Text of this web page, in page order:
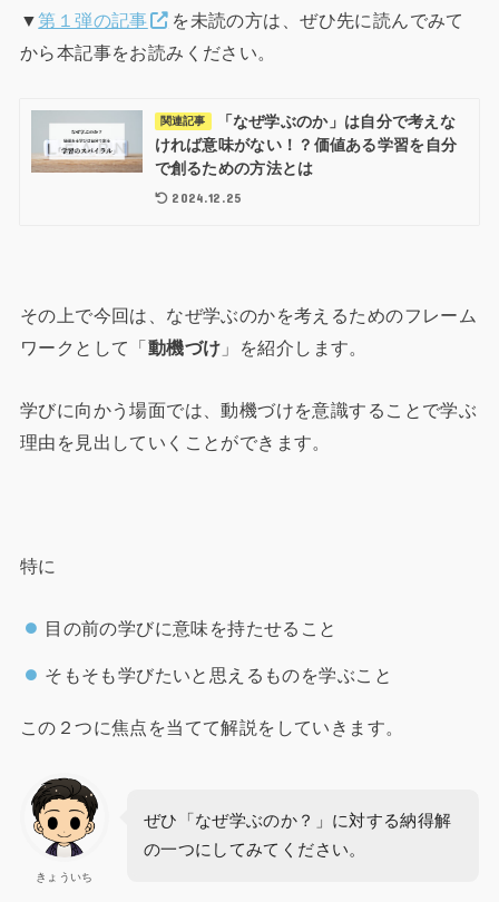
▼第１弾の記事
を未読の方は、ぜひ先に読んでみて
から本記事をお読みください。
関連記事
「なぜ学ぶのか」は自分で考えな
ければ意味がない！？価値ある学習を自分
で創るための方法とは
2024.12.25
その上で今回は、なぜ学ぶのかを考えるためのフレーム
ワークとして「 動機づけ 」を紹介します。
学びに向かう場面では、動機づけを意識することで学ぶ
理由を見出していくことができます。
特に
目の前の学びに意味を持たせること
そもそも学びたいと思えるものを学ぶこと
この２つに焦点を当てて解説をしていきます。
きょういち
ぜひ「なぜ学ぶのか？」に対する納得解
の一つにしてみてください。